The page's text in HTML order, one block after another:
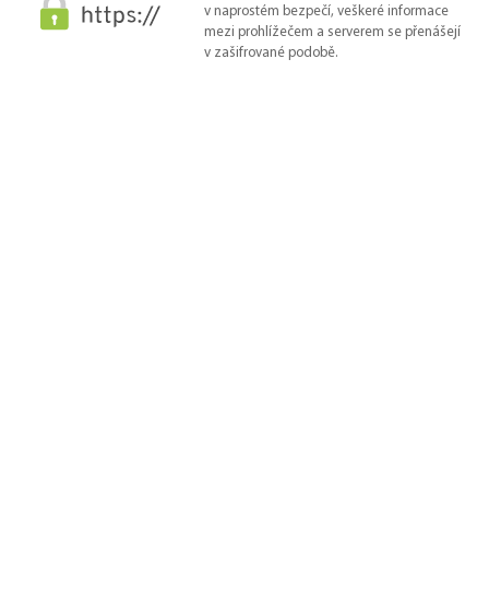
v naprostém bezpečí, veškeré informace
mezi prohlížečem a serverem se přenášejí
v zašifrované podobě.